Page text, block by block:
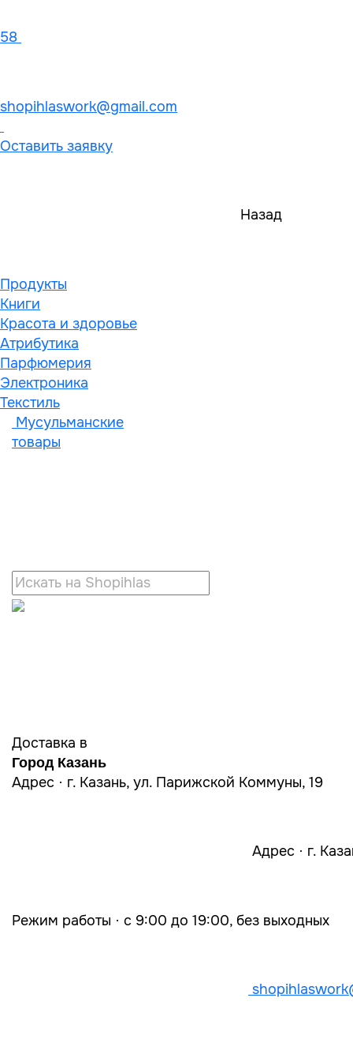
58
shopihlaswork@gmail.com
Оставить заявку
Назад
Продукты
Книги
Красота и здоровье
Атрибутика
Парфюмерия
Электроника
Текстиль
Мусульманские
товары
Доставка в
Город Казань
Адрес · г. Казань, ул. Парижской Коммуны, 19
Адрес · г.
Режим работы · с 9:00 до 19:00, без выходных